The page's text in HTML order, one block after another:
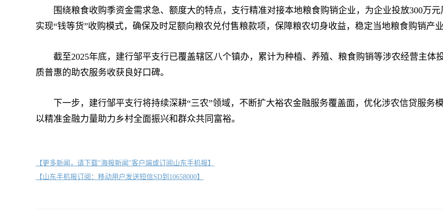
围绕粮食收购季资金需求急、额度大的特点，支行精准对接本地粮食购销企业，为企业投放300万
实现“钱等货”收购模式，确保及时足额向粮农兑付售粮款项，保障粮农切身收益，稳定当地粮食购销产
截至2025年底，建行邹平支行已覆盖辖区八个镇办，累计为种植、养殖、粮食购销等涉农经营主体
质普惠的助农服务收获良好口碑。
下一步，建行邹平支行将持续深耕“三农”领域，不断扩大裕农金融服务覆盖面，优化涉农信贷服务
以精准金融力量助力乡村全面振兴和群众共同富裕。
【更多新闻，请下载"海报新闻"客户端或订阅山东手机报】
【山东手机报订阅：移动用户发送短信SD到10658000】